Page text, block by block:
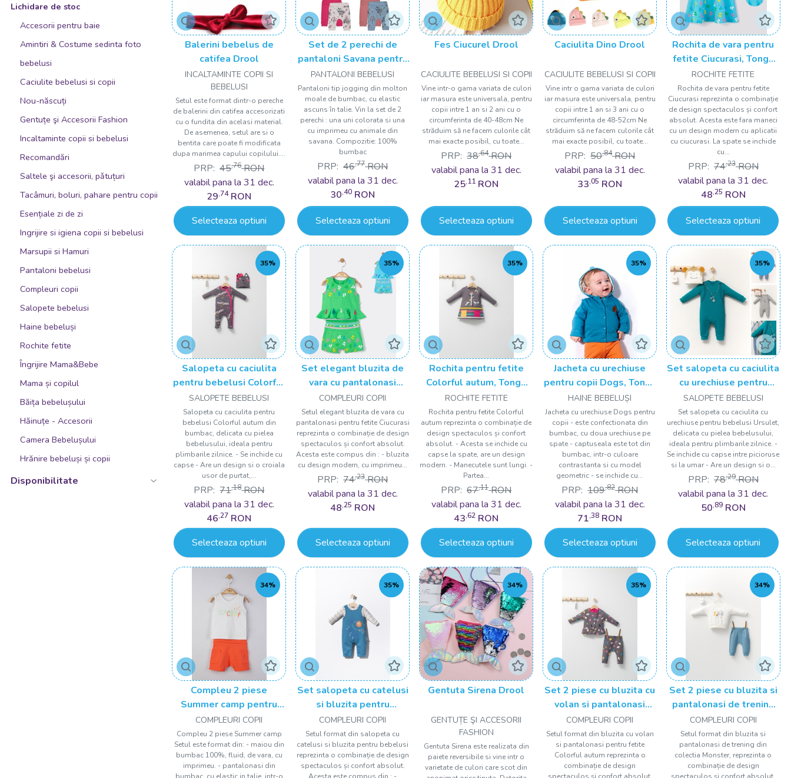
Bleu/Roz
Bleumarin
Bleumarine
Burgundiu
Cappuccino
Corai
Crem
Curcubeu
Ecru
Galben
Galben/Gri/Roz/Verde
Gri
Gri albastrui
Gri cu dungi
Gri deschis
Gri inchis
Gri/Somon/Verde
Kaki
Lavanda
Lila
Maro
Maro inchis
Mov
Multicolor
Mustar
Natur
Lichidare de stoc
Accesorii pentru baie
Amintiri & Costume sedinta foto
bebelusi
Caciulite bebelusi si copii
Nou-născuți
Gentuțe şi Accesorii Fashion
Incaltaminte copii si bebelusi
Recomandări
Saltele şi accesorii, pǎtuțuri
Tacâmuri, boluri, pahare pentru copii
Esențiale zi de zi
Ingrijire si igiena copii si bebelusi
Marsupii si Hamuri
Pantaloni bebelusi
Compleuri copii
Salopete bebelusi
Haine bebeluși
Rochite fetite
Îngrijire Mama&Bebe
Mama și copilul
Băița bebelușului
Hăinuțe - Accesorii
Camera Bebelușului
Hrănire bebeluși și copii
Disponibilitate
Balerini bebelus de
catifea Drool
INCALTAMINTE COPII SI
BEBELUSI
Setul este format dintr-o pereche
de balerini din catifea accesorizati
cu o fundita din acelasi material.
De asemenea, setul are si o
bentita care poate fi modificata
dupa marimea capului copilului....
PRP: 45,76 RON
valabil pana la 31 dec.
29,74 RON
Selecteaza optiuni
Set de 2 perechi de
pantaloni Savana pentru
bebelusi, Tongs baby
PANTALONI BEBELUSI
Pantaloni tip jogging din molton
moale de bumbac, cu elastic
ascuns în talie. Vin la set de 2
perechi : una uni colorata si una
cu imprimeu cu animale din
savana. Compozitie: 100%
bumbac
PRP: 46,77 RON
valabil pana la 31 dec.
30,40 RON
Selecteaza optiuni
Fes Ciucurel Drool
CACIULITE BEBELUSI SI COPII
Vine intr-o gama variata de culori
iar masura este universala, pentru
copii intre 1 an si 2 ani cu o
circumferinta de 40-48cm Ne
străduim să ne facem culorile cât
mai exacte posibil, cu toate...
PRP: 38,64 RON
valabil pana la 31 dec.
25,11 RON
Selecteaza optiuni
Caciulita Dino Drool
CACIULITE BEBELUSI SI COPII
Vine intr o gama variata de culori
iar masura este universala, pentru
copii intre 1 an si 3 ani cu o
circumferinta de 48-52cm Ne
străduim să ne facem culorile cât
mai exacte posibil, cu toate...
PRP: 50,84 RON
valabil pana la 31 dec.
33,05 RON
Selecteaza optiuni
Rochita de vara pentru
fetite Ciucurasi, Tongs
baby
ROCHITE FETITE
Rochita de vara pentru fetite
Ciucurasi reprezinta o combinație
de design spectaculos și confort
absolut. Acesta este fara maneci
cu un design modern cu aplicatii
cu ciucurasi. La spate se inchide
cu...
PRP: 74,23 RON
valabil pana la 31 dec.
48,25 RON
Selecteaza optiuni
35%
Salopeta cu caciulita
pentru bebelusi Colorful
autum, Tongs baby
SALOPETE BEBELUSI
Salopeta cu caciulita pentru
bebelusi Colorful autum din
bumbac, delicata cu pielea
bebelusului, ideala pentru
plimbarile zilnice. - Se inchide cu
capse - Are un design si o croiala
usor de purtat,...
PRP: 71,18 RON
valabil pana la 31 dec.
46,27 RON
Selecteaza optiuni
35%
Set elegant bluzita de
vara cu pantalonasi
pentru fetite Ciucurasi,
Tongs baby
COMPLEURI COPII
Setul elegant bluzita de vara cu
pantalonasi pentru fetite Ciucurasi
reprezinta o combinație de design
spectaculos și confort absolut.
Acesta este compus din : - bluzita
cu design modern, cu imprimeu...
PRP: 74,23 RON
valabil pana la 31 dec.
48,25 RON
Selecteaza optiuni
35%
Rochita pentru fetite
Colorful autum, Tongs
baby
ROCHITE FETITE
Rochita pentru fetite Colorful
autum reprezinta o combinație de
design spectaculos și confort
absolut. - Acesta se inchide cu
capse la spate, are un design
modern. - Manecutele sunt lungi. -
Partea...
PRP: 67,11 RON
valabil pana la 31 dec.
43,62 RON
Selecteaza optiuni
35%
Jacheta cu urechiuse
pentru copii Dogs, Tongs
baby
HAINE BEBELUȘI
Jacheta cu urechiuse Dogs pentru
copii - este confectionata din
bumbac, cu doua urechiuse pe
spate - captuseala este tot din
bumbac, intr-o culoare
contrastanta si cu model
geometric - se inchide cu...
PRP: 109,82 RON
valabil pana la 31 dec.
71,38 RON
Selecteaza optiuni
35%
Set salopeta cu caciulita
cu urechiuse pentru
bebelusi Ursulet, Tongs
baby
SALOPETE BEBELUSI
Set salopeta cu caciulita cu
urechiuse pentru bebelusi Ursulet,
delicata cu pielea bebelusului,
ideala pentru plimbarile zilnice. -
Se inchide cu capse intre picioruse
si la umar - Are un design si o...
PRP: 78,29 RON
valabil pana la 31 dec.
50,89 RON
Selecteaza optiuni
34%
Compleu 2 piese
Summer camp pentru
baietei, Tongs baby
COMPLEURI COPII
Compleu 2 piese Summer camp
Setul este format din: - maiou din
bumbac 100%, fluid, de vara, cu
imprimeu. - pantalonasi din
bumbac, cu elastic in talie, intr-o
35%
Set salopeta cu catelusi
si bluzita pentru
bebelusi, Tongs baby
COMPLEURI COPII
Setul format din salopeta cu
catelusi si bluzita pentru bebelusi
reprezinta o combinație de design
spectaculos și confort absolut.
Acesta este compus din : -
34%
Gentuta Sirena Drool
GENTUȚE ŞI ACCESORII
FASHION
Gentuta Sirena este realizata din
paiete reversibile si vine intr o
varietate de culori care scot din
35%
Set 2 piese cu bluzita cu
volan si pantalonasi
pentru fetite Colorful
autum, Tongs baby
COMPLEURI COPII
Setul format din bluzita cu volan
si pantalonasi pentru fetite
Colorful autum reprezinta o
combinație de design
spectaculos și confort absolut.
34%
Set 2 piese cu bluzita si
pantalonasi de trening
Monster, Tongs baby
COMPLEURI COPII
Setul format din bluzita si
pantalonasi de trening din
colectia Monster, reprezinta o
combinație de design
spectaculos și confort absolut.